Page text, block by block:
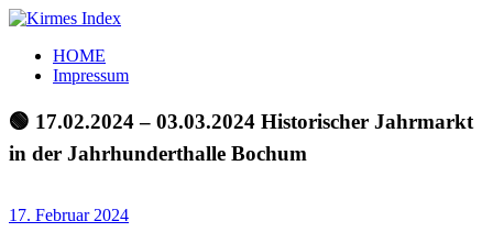
Zum
springen
Kirmes
Index
Tourpläne
der
letzten
Jahre
HOME
Impressum
🟢 17.02.2024 – 03.03.2024 Historischer Jahrmarkt
in der Jahrhunderthalle Bochum
17. Februar 2024